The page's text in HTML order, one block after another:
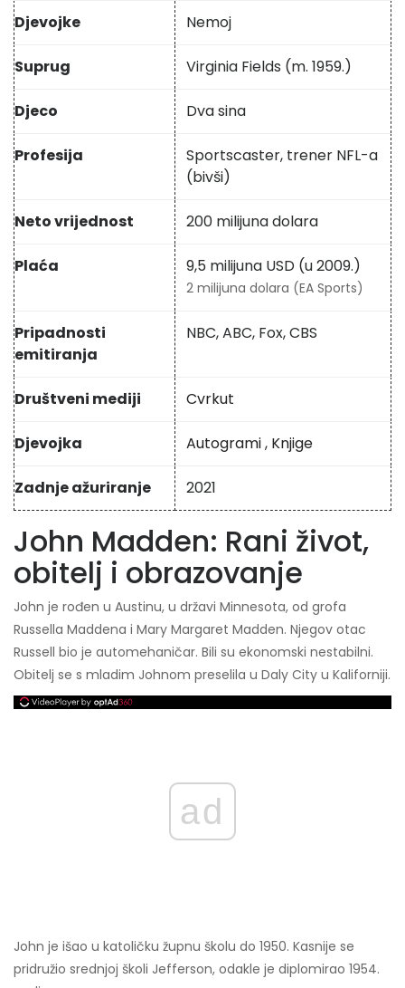
Djevojke Nemoj
Suprug Virginia Fields (m. 1959.)
Djeco Dva sina
Profesija
Sportscaster, trener NFL-a
(bivši)
Neto vrijednost 200 milijuna dolara
Plaća 9,5 milijuna USD (u 2009.)
2 milijuna dolara (EA Sports)
Pripadnosti
emitiranja
NBC, ABC, Fox, CBS
Društveni mediji Cvrkut
Djevojka Autogrami, Knjige
Zadnje ažuriranje 2021
John Madden: Rani život,
obitelj i obrazovanje
John je rođen u Austinu, u državi Minnesota, od grofa
Russella Maddena i Mary Margaret Madden. Njegov otac
Russell bio je automehaničar. Bili su ekonomski nestabilni.
Obitelj se s mladim Johnom preselila u Daly City u Kaliforniji.
ad
John je išao u katoličku župnu školu do 1950. Kasnije se
pridružio srednjoj školi Jefferson, odakle je diplomirao 1954.